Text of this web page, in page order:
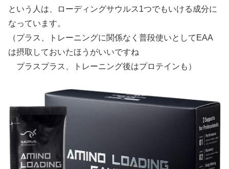
という人は、ローディングサウルス1つでもいける成分に
なっています。
（プラス、トレーニングに関係なく普段使いとしてEAA
は摂取しておいたほうがいいですね
プラスプラス、トレーニング後はプロテインも）